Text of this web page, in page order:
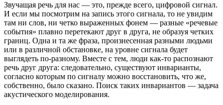
Звучащая речь для нас — это, прежде всего, цифровой сигнал.
И если мы посмотрим на запись этого сигнала, то не увидим
там ни слов, ни четко выраженных фонем — разные «речевые
события» плавно перетекают друг в друга, не образуя четких
границ. Одна и та же фраза, произнесенная разными людьми
или в различной обстановке, на уровне сигнала будет
выглядеть по-разному. Вместе с тем, люди как-то распознают
речь друг друга: следовательно, существуют инварианты,
согласно которым по сигналу можно восстановить, что же,
собственно, было сказано. Поиск таких инвариантов — задача
акустического моделирования.